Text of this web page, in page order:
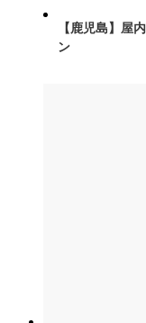
【鹿児島】屋
ン